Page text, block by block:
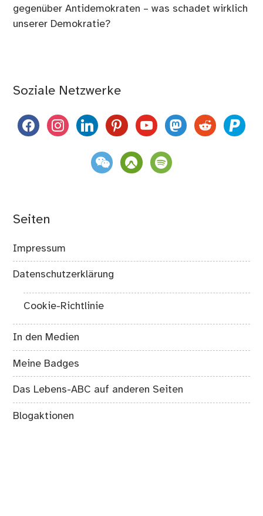
gegenüber Antidemokraten – was schadet wirklich
unserer Demokratie?
Soziale Netzwerke
facebookinstagramlinkedinpinterestyoutubemastodon
reddit paypal
weixin komootspotify
Seiten
Impressum
Datenschutzerklärung
Cookie-Richtlinie
In den Medien
Meine Badges
Das Lebens-ABC auf anderen Seiten
Blogaktionen